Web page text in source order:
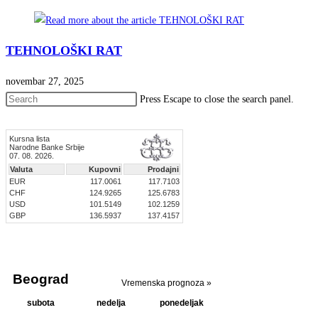
TEHNOLOŠKI RAT
novembar 27, 2025
Press Escape to close the search panel.